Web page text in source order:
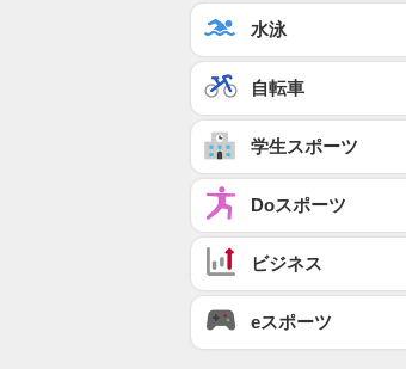
水泳
自転車
学生スポーツ
Doスポーツ
ビジネス
eスポーツ